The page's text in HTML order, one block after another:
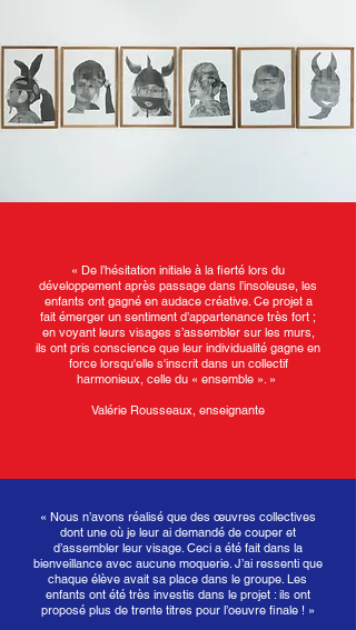
« De l’hésitation initiale à la fierté lors du
développement après passage dans l’insoleuse, les
enfants ont gagné en audace créative. Ce projet a
fait émerger un sentiment d’appartenance très fort ;
en voyant leurs visages s’assembler sur les murs,
ils ont pris conscience que leur individualité gagne en
force lorsqu'elle s'inscrit dans un collectif
harmonieux, celle du « ensemble ». »
Valérie Rousseaux, enseignante
« Nous n’avons réalisé que des œuvres collectives
dont une où je leur ai demandé de couper et
d’assembler leur visage. Ceci a été fait dans la
bienveillance avec aucune moquerie. J’ai ressenti que
chaque élève avait sa place dans le groupe. Les
enfants ont été très investis dans le projet : ils ont
proposé plus de trente titres pour l’oeuvre finale ! »